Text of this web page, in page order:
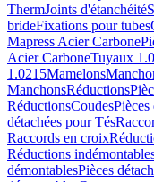
ThermJoints d'étanchéité
brideFixations pour tubes
Mapress Acier Carbone
Acier CarboneTuyaux
1.0215Mamelons
ManchonsRéductions
RéductionsCoudesPièces
détachées pour Tés
Raccords en croix
Réductions
démontablesPièces